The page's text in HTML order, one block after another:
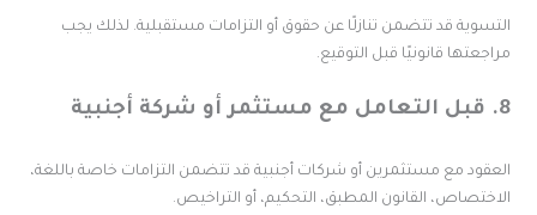
قد تتضمن تنازلًا عن حقوق أو التزامات مستقبلية. لذلك يجب
قانونيًا قبل التوقيع.
مع مستثمرين أو شركات أجنبية قد تتضمن التزامات خاصة باللغة،
القانون المطبق، التحكيم، أو التراخيص.